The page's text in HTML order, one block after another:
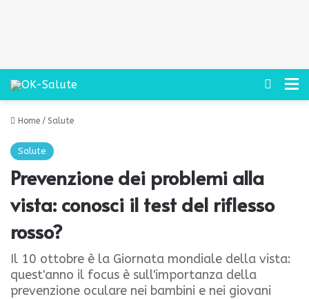
Cerca
Home / Salute
Salute
Prevenzione dei problemi alla
vista: conosci il test del riflesso
rosso?
Il 10 ottobre è la Giornata mondiale della vista:
quest'anno il focus è sull'importanza della
prevenzione oculare nei bambini e nei giovani